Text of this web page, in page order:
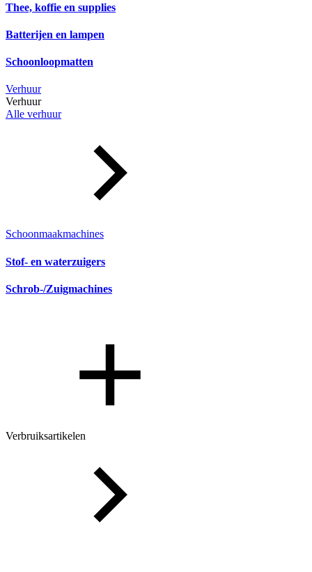
Thee, koffie en supplies
Batterijen en lampen
Schoonloopmatten
Verhuur
Verhuur
Alle verhuur
Schoonmaakmachines
Stof- en waterzuigers
Schrob-/Zuigmachines
Verbruiksartikelen